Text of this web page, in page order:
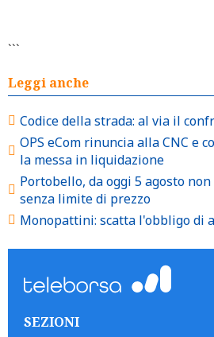
```
Leggi anche
Codice della strada: al via il
OPS eCom rinuncia alla CNC e
la messa in liquidazione
Portobello, da oggi 5 agosto
senza limite di prezzo
Monopattini: scatta l'obbligo di
SEZIONI